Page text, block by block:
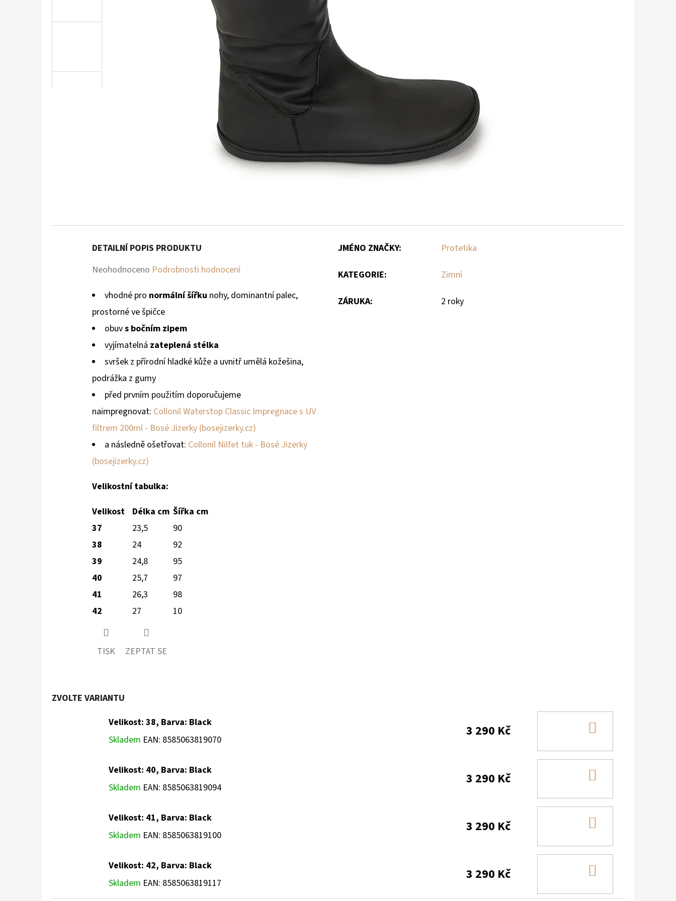
DETAILNÍ POPIS PRODUKTU
Průměrné
produktu
je
hvězdiček.
Neohodnoceno Podrobnosti hodnocení
vhodné pro normální šířku nohy, dominantní palec,
prostorné ve špičce
obuvs bočním zipem
vyjímatelná zateplená stélka
svršek z přírodní hladké kůže a uvnitř umělá kožešina,
podrážka z gumy
před prvním použitím doporučujeme
naimpregnovat: Collonil Waterstop Classic Impregnace s UV
filtrem 200ml - Bosé Jizerky (bosejizerky.cz)
a následně ošetřovat: Collonil Nilfet tuk - Bosé Jizerky
(bosejizerky.cz)
Velikostní tabulka:
Velikost
Délka cm Šířka cm
37
23,5
90
38
24
92
39
24,8
95
40
25,7
97
41
26,3
98
42
27 10
TISK ZEPTAT SE
JMÉNO ZNAČKY: Protetika
KATEGORIE: Zimní
ZÁRUKA: 2 roky
ZVOLTE VARIANTU
Velikost: 38, Barva: Black
Skladem EAN: 8585063819070
3 290 Kč
Velikost: 40, Barva: Black
Skladem EAN: 8585063819094
3 290 Kč
Velikost: 41, Barva: Black
Skladem EAN: 8585063819100
3 290 Kč
Velikost: 42, Barva: Black
Skladem EAN: 8585063819117
3 290 Kč